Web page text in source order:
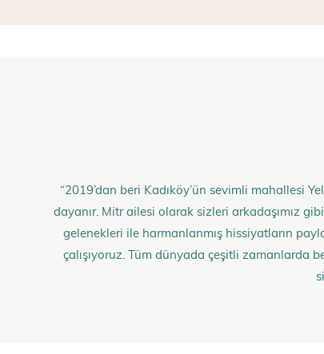
“2019’dan beri Kadıköy’ün sevimli mahallesi
dayanır. Mitr ailesi olarak sizleri arkadaşımız
gelenekleri ile harmanlanmış hissiyatların
çalışıyoruz. Tüm dünyada çeşitli zamanlarda